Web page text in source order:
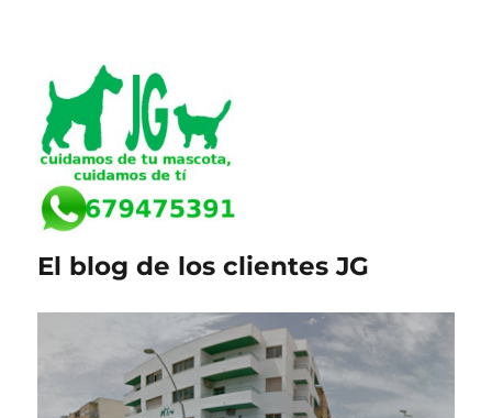
El blog de los clientes JG